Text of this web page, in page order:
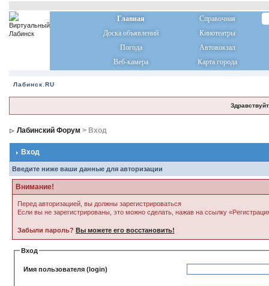
Главная
Справочная
Доска объявлений
Кинотеатры
Погода
Автовокзал
Веб-камера
Карта города
Лабинск.RU
Лабинский Форум > Вход
Вход
Введите ниже ваши данные для авторизации
Внимание!
Перед авторизацией, вы должны зарегистрироваться
Если вы не зарегистрированы, это можно сделать, нажав на ссылку
Забыли пароль? Вы можете его восстановить!
Вход
Имя пользователя (login)